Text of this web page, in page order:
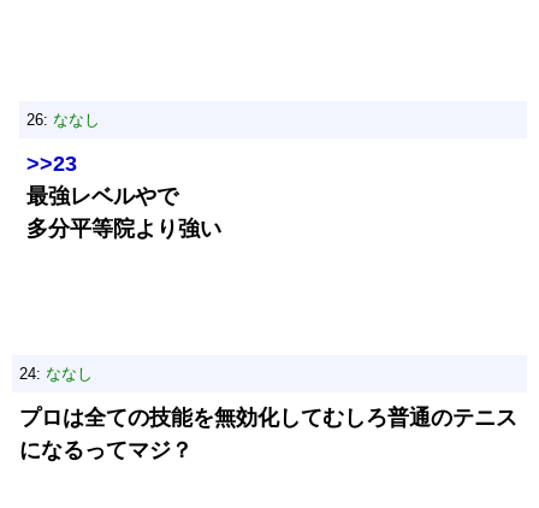
26: ななし
>>23
最強レベルやで
多分平等院より強い
24: ななし
プロは全ての技能を無効化してむしろ普通のテニス
になるってマジ？